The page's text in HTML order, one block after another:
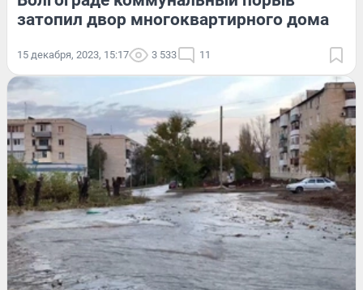
затопил двор многоквартирного дома
15 декабря, 2023, 15:17 3 533 11